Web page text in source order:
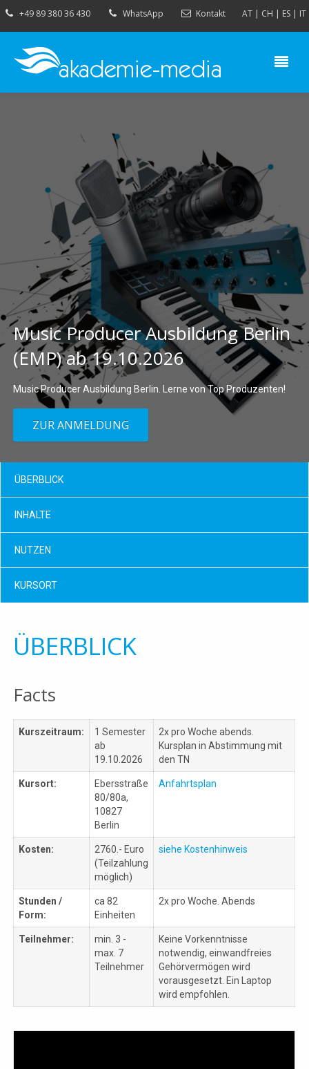
+49 89 380 36 430 WhatsApp Kontakt AT| CH | ES| IT
Music Producer Ausbildung Berlin
(EMP) ab 19.10.2026
Music Producer Ausbildung Berlin. Lerne von Top Produzenten!
ZUR ANMELDUNG
ÜBERBLICK
INHALTE
NUTZEN
KURSORT
ÜBERBLICK
Facts
Kurszeitraum:
1 Semester
ab
19.10.2026
2x pro Woche abends.
Kursplan in Abstimmung mit
den TN
Kursort:
Ebersstraße
80/80a,
10827
Berlin
Anfahrtsplan
Kosten:
2760.- Euro
(Teilzahlung
möglich)
siehe Kostenhinweis
Stunden /
Form:
ca 82
Einheiten
2x pro Woche. Abends
Teilnehmer:
min. 3 -
max. 7
Teilnehmer
Keine Vorkenntnisse
notwendig, einwandfreies
Gehörvermögen wird
vorausgesetzt. Ein Laptop
wird empfohlen.